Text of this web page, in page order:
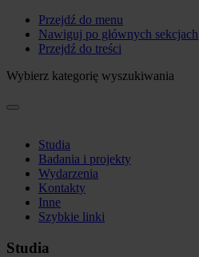
Przejdź do menu
Nawiguj po głównych sekcjach
Przejdź do treści
Wybierz kategorię wyszukiwania
Studia
Badania i projekty
Wydarzenia
Kontakty
Inne
Szybkie linki
Studia